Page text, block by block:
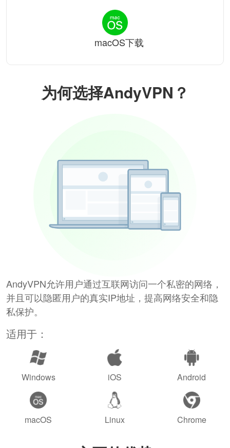
为何选择AndyVPN？
AndyVPN允许用户通过互联网访问一个私密的网络，
并且可以隐匿用户的真实IP地址，提高网络安全和隐
私保护。
适用于：
Windows iOS Android
macOS Linux Chrome
macOS下载